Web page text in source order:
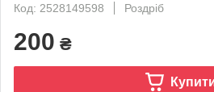
Код: 2528149598
Роздріб
200 ₴